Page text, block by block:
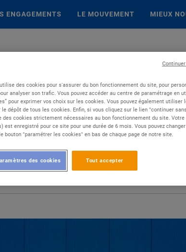
ENGAGEMENTS LE MOUVEMENT MIEUX
des cookies pour s'assurer du bon fonctionnement du site, pour
analyser son trafic. Vous pouvez accéder au centre de paramétrage en
pour exprimer vos choix sur les cookies. Vous pouvez également utiliser
dépôt de tous les cookies. Enfin, si vous cliquez sur le lien "continuer
des cookies strictement nécessaires au bon fonctionnement du site. Votre
est enregistré pour ce site pour une durée de 6 mois. Vous pouvez
bouton "paramétrer les cookies" en bas de chaque page de notre site.
Tout accepter
des cookies